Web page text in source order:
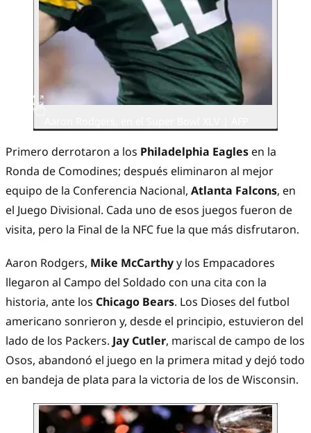
Primero derrotaron a los Philadelphia Eagles en la
Ronda de Comodines; después eliminaron al mejor
equipo de la Conferencia Nacional, Atlanta Falcons, en
el Juego Divisional. Cada uno de esos juegos fueron de
visita, pero la Final de la NFC fue la que más disfrutaron.
Aaron Rodgers, Mike McCarthyy los Empacadores
llegaron al Campo del Soldado con una cita con la
historia, ante los Chicago Bears. Los Dioses del futbol
americano sonrieron y, desde el principio, estuvieron del
lado de los Packers. Jay Cutler, mariscal de campo de los
Osos, abandonó el juego en la primera mitad y dejó todo
en bandeja de plata para la victoria de los de Wisconsin.